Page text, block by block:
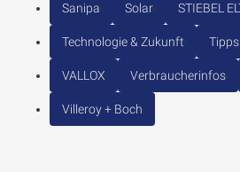
Sanipa Solar STIEBEL
Technologie & Zukunft
VALLOX Verbraucherinfos
Villeroy + Boch